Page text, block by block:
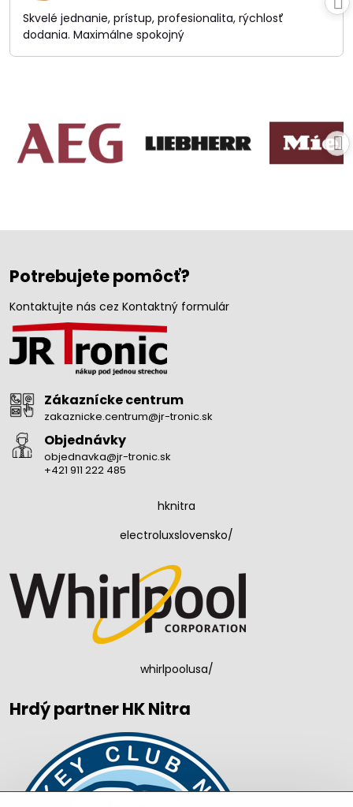
/
5
Skvelé jednanie, prístup, profesionalita, rýchlosť
dodania. Maximálne spokojný
Potrebujete pomôcť?
Kontaktujte nás cez Kontaktný formulár
Zákaznícke centrum
zakaznicke.centrum@jr-tronic.sk
Objednávky
objednavka@jr-tronic.sk
+421 911 222 485
hknitra
electroluxslovensko/
whirlpoolusa/
Hrdý partner HK Nitra